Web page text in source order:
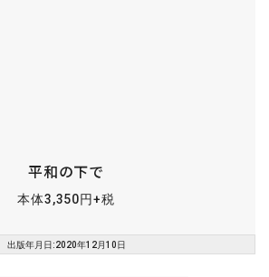
平和の下で
本体3,350円+税
出版年月日:2020年12月10日